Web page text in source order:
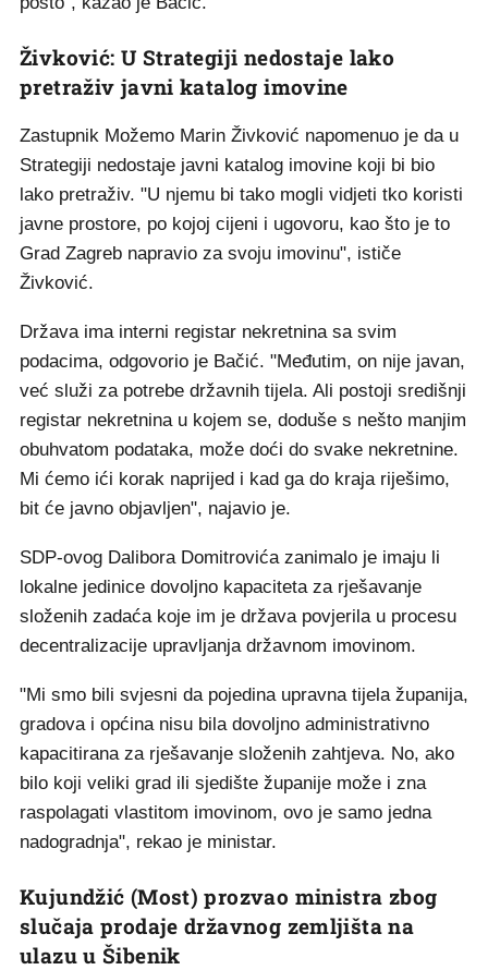
Živković: U Strategiji nedostaje lako
pretraživ javni katalog imovine
Zastupnik Možemo Marin Živković napomenuo je da u
Strategiji nedostaje javni katalog imovine koji bi bio
lako pretraživ. "U njemu bi tako mogli vidjeti tko koristi
javne prostore, po kojoj cijeni i ugovoru, kao što je to
Grad Zagreb napravio za svoju imovinu", ističe
Živković.
Država ima interni registar nekretnina sa svim
podacima, odgovorio je Bačić. "Međutim, on nije javan,
već služi za potrebe državnih tijela. Ali postoji središnji
registar nekretnina u kojem se, doduše s nešto manjim
obuhvatom podataka, može doći do svake nekretnine.
Mi ćemo ići korak naprijed i kad ga do kraja riješimo,
bit će javno objavljen", najavio je.
SDP-ovog Dalibora Domitrovića zanimalo je imaju li
lokalne jedinice dovoljno kapaciteta za rješavanje
složenih zadaća koje im je država povjerila u procesu
decentralizacije upravljanja državnom imovinom.
"Mi smo bili svjesni da pojedina upravna tijela županija,
gradova i općina nisu bila dovoljno administrativno
kapacitirana za rješavanje složenih zahtjeva. No, ako
bilo koji veliki grad ili sjedište županije može i zna
raspolagati vlastitom imovinom, ovo je samo jedna
nadogradnja", rekao je ministar.
Kujundžić (Most) prozvao ministra zbog
slučaja prodaje državnog zemljišta na
ulazu u Šibenik